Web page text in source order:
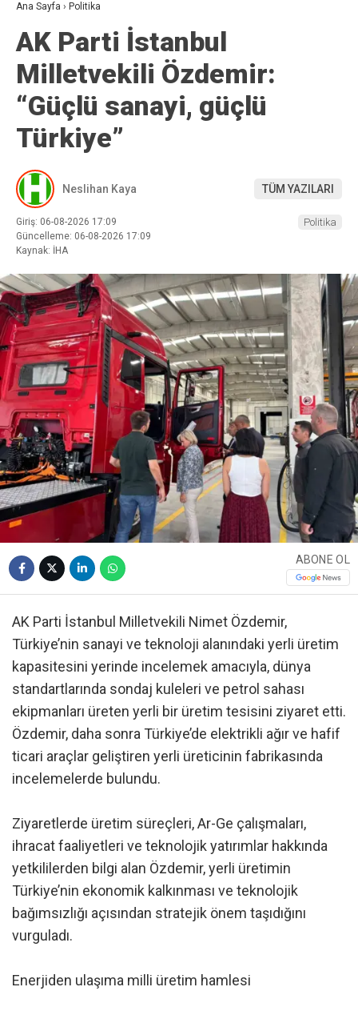
Ana Sayfa › Politika
AK Parti İstanbul
Milletvekili Özdemir:
“Güçlü sanayi, güçlü
Türkiye”
Neslihan Kaya TÜM YAZILARI
Giriş: 06-08-2026 17:09
Güncelleme: 06-08-2026 17:09
Kaynak: İHA
Politika
ABONE OL
AK Parti İstanbul Milletvekili Nimet Özdemir,
Türkiye’nin sanayi ve teknoloji alanındaki yerli üretim
kapasitesini yerinde incelemek amacıyla, dünya
standartlarında sondaj kuleleri ve petrol sahası
ekipmanları üreten yerli bir üretim tesisini ziyaret etti.
Özdemir, daha sonra Türkiye’de elektrikli ağır ve hafif
ticari araçlar geliştiren yerli üreticinin fabrikasında
incelemelerde bulundu.
Ziyaretlerde üretim süreçleri, Ar-Ge çalışmaları,
ihracat faaliyetleri ve teknolojik yatırımlar hakkında
yetkililerden bilgi alan Özdemir, yerli üretimin
Türkiye’nin ekonomik kalkınması ve teknolojik
bağımsızlığı açısından stratejik önem taşıdığını
vurguladı.
Enerjiden ulaşıma milli üretim hamlesi